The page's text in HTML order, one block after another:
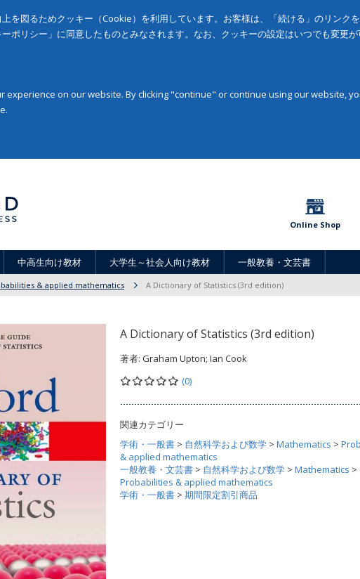
を図るためクッキー（Cookie）を利用しています。お客様は、「続ける」のリンク
ポリシー」に同意したものとみなされます。なお、クッキーの設定はいつでも変更が
experience on our website. By clicking "continue" or continue using our website,
Online Shop
中高生向け教材 大学生～社会人向け教材 一般教養・文芸書
& applied mathematics A Dictionary of Statistics (3rd edition)
A Dictionary of Statistics (3rd edition)
著者: Graham Upton; Ian Cook
(0)
関連カテゴリー
学術・一般書 > 自然科学および数学 > Mathematics >
& applied mathematics
一般教養・文芸書 > 自然科学および数学 > Mathematics >
Probabilities & applied mathematics
学術・一般書 > 期間限定割引商品